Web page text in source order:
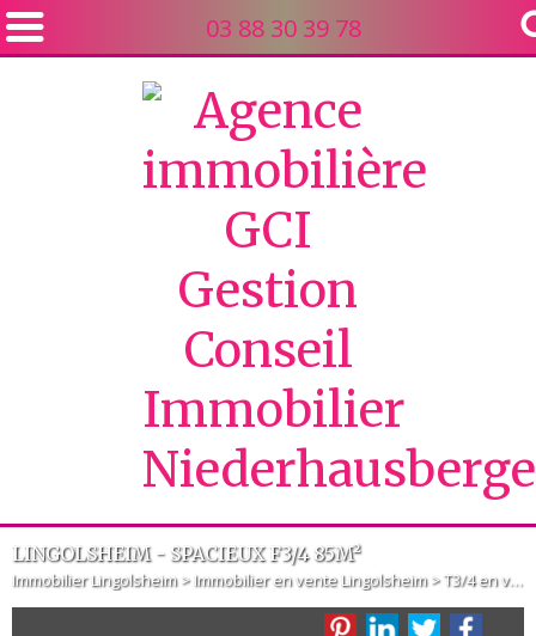
03 88 30 39 78
LINGOLSHEIM - SPACIEUX F3/4 85M²
Immobilier Lingolsheim > Immobilier en vente Lingolsheim >T3/4 en vente Lingolsheim